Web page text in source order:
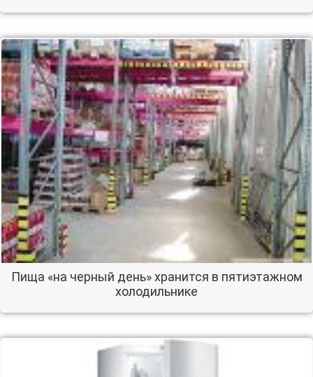
Пища «на черный день» хранится в пятиэтажном
холодильнике